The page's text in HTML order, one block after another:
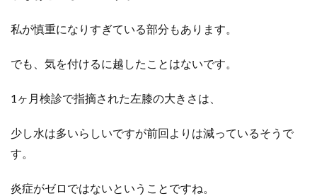
私が慎重になりすぎている部分もあります。
でも、気を付けるに越したことはないです。
1ヶ月検診で指摘された左膝の大きさは、
少し水は多いらしいですが前回よりは減っているそうで
す。
炎症がゼロではないということですね。